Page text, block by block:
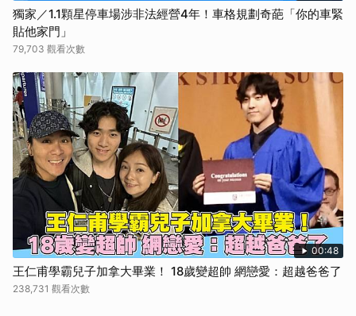
獨家／1.1顆星停車場涉非法經營4年！車格規劃奇葩「你的車緊
貼他家門」
79,703 觀看次數
00:48
王仁甫學霸兒子加拿大畢業！ 18歲變超帥 網戀愛：超越爸爸了
238,731 觀看次數